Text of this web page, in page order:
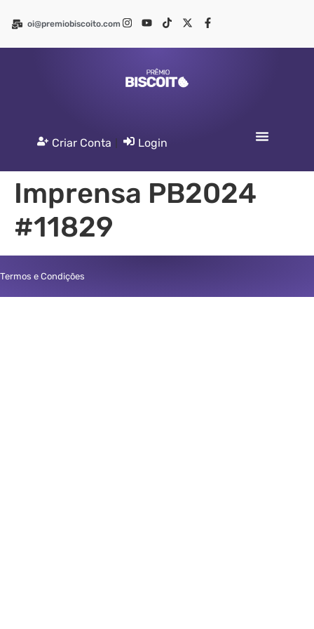
oi@premiobiscoito.com
Criar Conta Login
Imprensa PB2024
#11829
Termos e Condições